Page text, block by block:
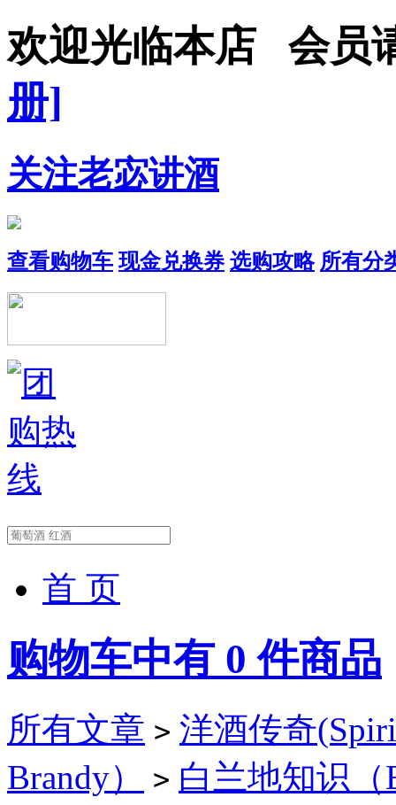
欢迎光临本店 会员
册]
关注老宓讲酒
查看购物车 现金兑换券 选购攻略 所有分
首 页
购物车中有 0 件商品
所有文章 > 洋酒传奇
Brandy）
> 白兰地知识（